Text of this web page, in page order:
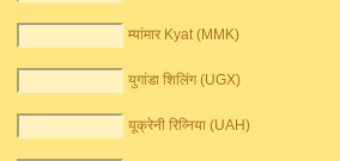
म्यांमार Kyat (MMK)
युगांडा शिलिंग (UGX)
यूक्रेनी रिव्निया (UAH)